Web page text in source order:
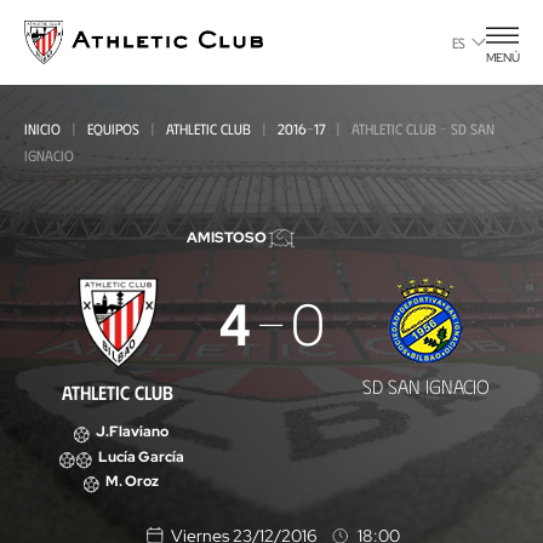
contenido
principal
ES
MENÚ
INICIO EQUIPOS ATHLETIC CLUB 2016-17
ATHLETIC CLUB - SD SAN
IGNACIO
AMISTOSO
Athletic
Club
SD
San
Ignacio
ATHLETIC CLUB
4 0
SD SAN IGNACIO
J.Flaviano
Lucía García
M. Oroz
Viernes 23/12/2016
18:00